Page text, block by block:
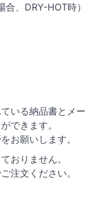
、DRY-HOT時）
いる納品書とメー
できます。
お願いします。
おりません。
注文ください。